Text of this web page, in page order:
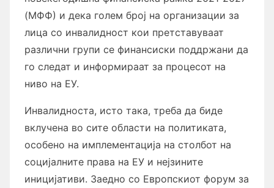
(МФФ) и дека голем број на организации за
лица со инвалидност кои претставуваат
различни групи се финансиски поддржани да
го следат и информираат за процесот на
ниво на ЕУ.
Инвалидноста, исто така, треба да биде
вклучена во сите области на политиката,
особено на имплементација на столбот на
социјалните права на ЕУ и нејзините
иницијативи. Заедно со Европскиот форум за